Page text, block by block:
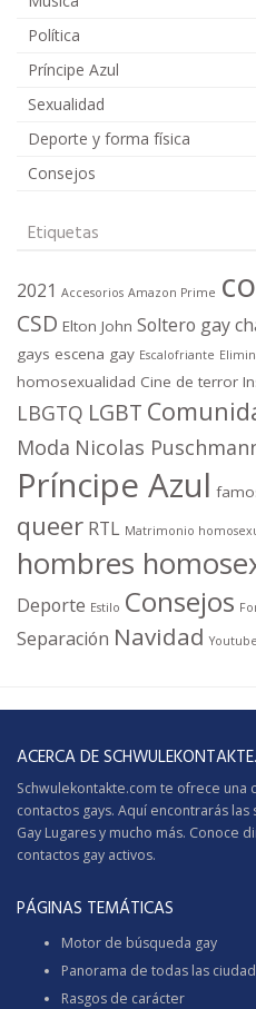
Política
Príncipe Azul
Sexualidad
Deporte y forma física
Consejos
Etiquetas
2021 Accesorios Amazon Prime
CSD Elton John Soltero gay
gays escena gay Escalofriante
homosexualidad Cine de terror
LBGTQ LGBT
Moda Nicolas
Príncipe Azul
queer RTL Matrimonio
hombres
Deporte Estilo Consejos
Separación Navidad Youtube
ACERCA DE
Schwulekontakte.com te ofrece
contactos gays. Aquí encontrarás las
Gay Lugares y mucho más. Conoce
contactos gay activos.
PÁGINAS TEMÁTICAS
Motor de búsqueda gay
Panorama de todas las
Rasgos de carácter